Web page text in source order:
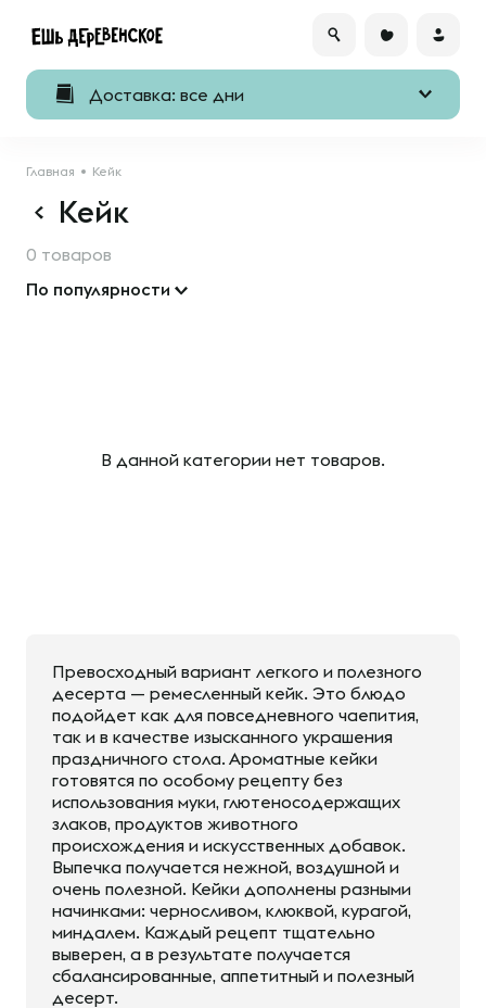
Доставка: все дни
Главная Кейк
Кейк
0 товаров
По популярности
В данной категории нет товаров.
Превосходный вариант легкого и полезного
десерта — ремесленный кейк. Это блюдо
подойдет как для повседневного чаепития,
так и в качестве изысканного украшения
праздничного стола. Ароматные кейки
готовятся по особому рецепту без
использования муки, глютеносодержащих
злаков, продуктов животного
происхождения и искусственных добавок.
Выпечка получается нежной, воздушной и
очень полезной. Кейки дополнены разными
начинками: черносливом, клюквой, курагой,
миндалем. Каждый рецепт тщательно
выверен, а в результате получается
сбалансированные, аппетитный и полезный
десерт.